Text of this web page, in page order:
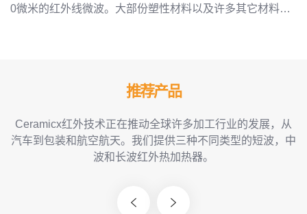
0微米的红外线微波。大部份塑性材料以及许多其它材料在
推荐产品
Ceramicx红外技术正在推动全球许多加工行业的发展，从
汽车到包装和航空航天。我们提供三种不同类型的短波，中
波和长波红外热加热器。